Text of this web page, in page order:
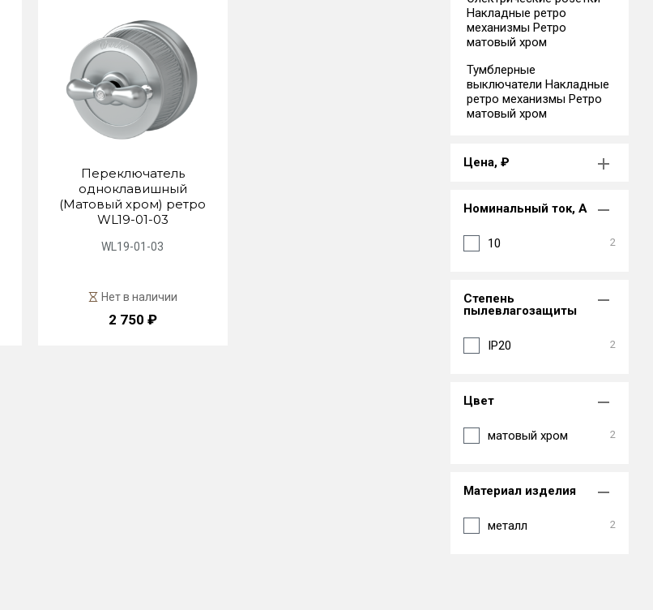
Переключатель
одноклавишный
(Матовый хром) ретро
WL19-01-03
WL19-01-03
Нет в наличии
2 750 ₽
Накладные ретро
механизмы Ретро
матовый хром
Тумблерные
выключатели Накладные
ретро механизмы Ретро
матовый хром
Цена, ₽
Номинальный ток, А
10 2
Степень
пылевлагозащиты
IP20 2
Цвет
матовый хром 2
Материал изделия
металл 2